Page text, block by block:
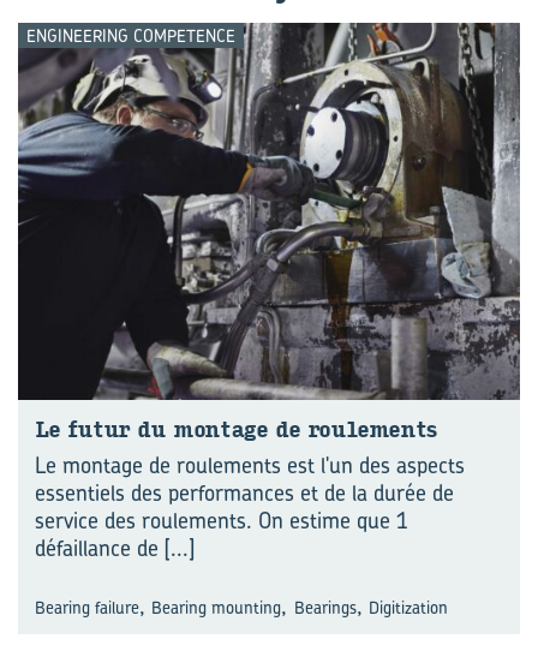
ENGINEERING COMPETENCE
Le futur du mon­tage de rou­le­ments
Le montage de roulements est l'un des aspects
essentiels des performances et de la durée de
service des roulements. On estime que 1
défaillance de [...]
Bearing failure, Bearing mounting, Bearings, Digitization